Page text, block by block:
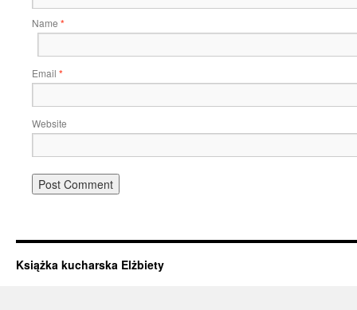
Name *
Email *
Website
Książka kucharska Elżbiety